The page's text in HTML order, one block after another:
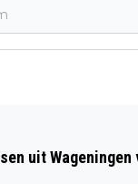
NAAR
uit